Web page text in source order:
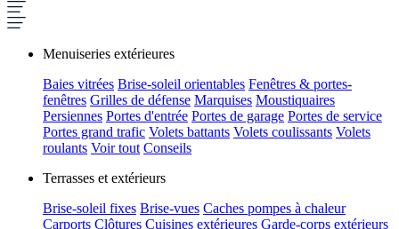
Menuiseries extérieures
Baies vitrées Brise-soleil orientables Fenêtres & portes-
fenêtres Grilles de défense Marquises Moustiquaires
Persiennes Portes d'entrée Portes de garage Portes de service
Portes grand trafic Volets battants Volets coulissants Volets
roulants Voir tout Conseils
Terrasses et extérieurs
Brise-soleil fixes Brise-vues Caches pompes à chaleur
Carports Clôtures Cuisines extérieures Garde-corps extérieurs